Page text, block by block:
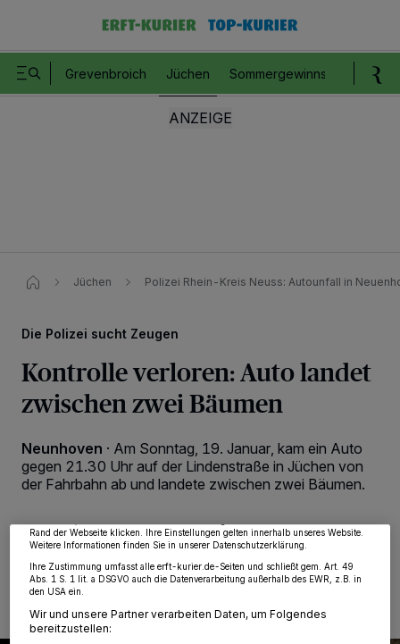
Grevenbroich Jüchen Sommergewinnspiel
Jüchen Polizei Rhein-Kreis Neuss: Autounfall in
Die Polizei sucht Zeugen
Kontrolle verloren: Auto landet
zwischen zwei Bäumen
Neunhoven · Am Sonntag, 19. Januar, kam ein Auto
gegen 21.30 Uhr auf der Lindenstraße in Jüchen von
der Fahrbahn ab und landete zwischen zwei Bäumen.
wie Browserdaten oder eindeutige Kennungen auf Ihrem Gerät zu. Durch Auswahl
von OK aktivieren Sie Tracking-Technologien für die unter „Wir und unsere
Partner verarbeiten Daten, um Ihnen Dienste bereitzustellen“ aufgeführten
Zwecke. Wenn Tracker deaktiviert sind, sind manche Inhalte und Anzeigen
Rand der Webseite klicken. Ihre Einstellungen gelten innerhalb unseres Website.
Weitere Informationen finden Sie in unserer Datenschutzerklärung.
Ihre Zustimmung umfasst alle erft-kurier.de-Seiten und schließt gem. Art. 49
Abs. 1 S. 1 lit. a DSGVO auch die Datenverarbeitung außerhalb des EWR, z.B. in
den USA ein.
Wir und unsere Partner verarbeiten Daten, um Folgendes
bereitzustellen: